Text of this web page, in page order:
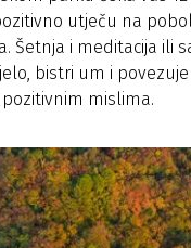
utječu na
Šetnja i meditacija ili
bistri um i povezuje
mislima.